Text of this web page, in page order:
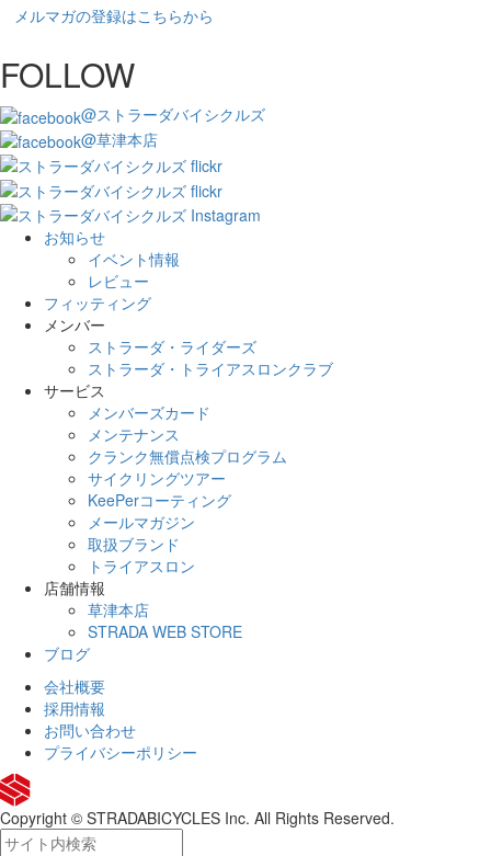
メルマガの登録はこちらから
FOLLOW
@ストラーダバイシクルズ
@草津本店
お知らせ
イベント情報
レビュー
フィッティング
メンバー
ストラーダ・ライダーズ
ストラーダ・トライアスロンクラブ
サービス
メンバーズカード
メンテナンス
クランク無償点検プログラム
サイクリングツアー
KeePerコーティング
メールマガジン
取扱ブランド
トライアスロン
店舗情報
草津本店
STRADA WEB STORE
ブログ
会社概要
採用情報
お問い合わせ
プライバシーポリシー
Copyright © STRADABICYCLES Inc. All Rights Reserved.